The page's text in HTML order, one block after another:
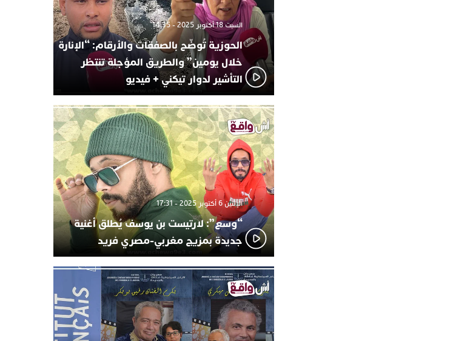
السبت 18 أكتوبر 2025 - 14:35
الحوزية تُوضّح بالصفقات والأرقام: “الإنارة
خلال يومين” والطريق المؤجلة تنتظر
التأشير لدوار تيكني + فيديو
الإثنين 6 أكتوبر 2025 - 17:31
“وسع”: لارتيست بن يوسف يُطلق أغنية
جديدة بمزيج مغربي-مصري فريد